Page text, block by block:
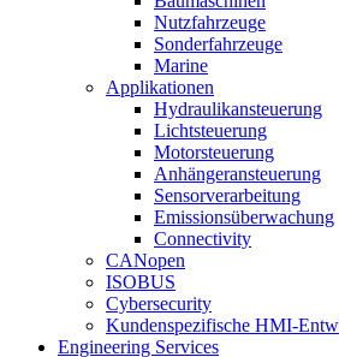
Nutzfahrzeuge
Sonderfahrzeuge
Marine
Applikationen
Hydraulikansteuerung
Lichtsteuerung
Motorsteuerung
Anhängeransteuerung
Sensorverarbeitung
Emissionsüberwachung
Connectivity
CANopen
ISOBUS
Cybersecurity
Kundenspezifische HMI-
Engineering Services